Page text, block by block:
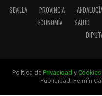
SEVILLA PROVINCIA
ECONOMÍA
SALUD
Política de Privacidad y Cookies
Publicidad: Fermín